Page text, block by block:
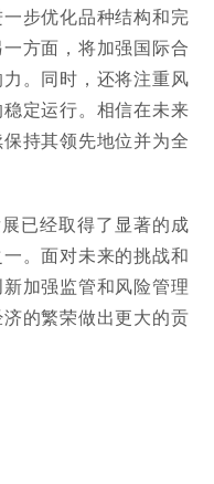
步优化品种结构和完
方面，将加强国际合
。同时，还将注重风
定运行。相信在未来
持其领先地位并为全
已经取得了显著的成
。面对未来的挑战和
加强监管和风险管理
的繁荣做出更大的贡